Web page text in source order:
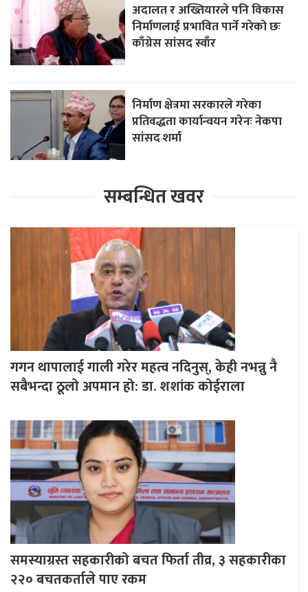
अदालत र अख्तियारले पनि विकास
निर्माणलाई प्रभावित पार्ने गरेकाे छः
काँग्रेस सांसद स्वाँर
निर्माण क्षेत्रमा सरकारले गरेका
प्रतिवद्धता कार्यान्वयन गरेनः नेकपा
सांसद शर्मा
सम्बन्धित खवर
गगन थापालाई गाली गरेर महत्व नदिनुस्, केही नभन्नु नै
सबैभन्दा ठूलो अपमान हो: डा. शशांक कोईराला
समस्याग्रस्त सहकारीको बचत फिर्ता तीव्र, ३ सहकारीका
२२० बचतकर्ताले पाए रकम